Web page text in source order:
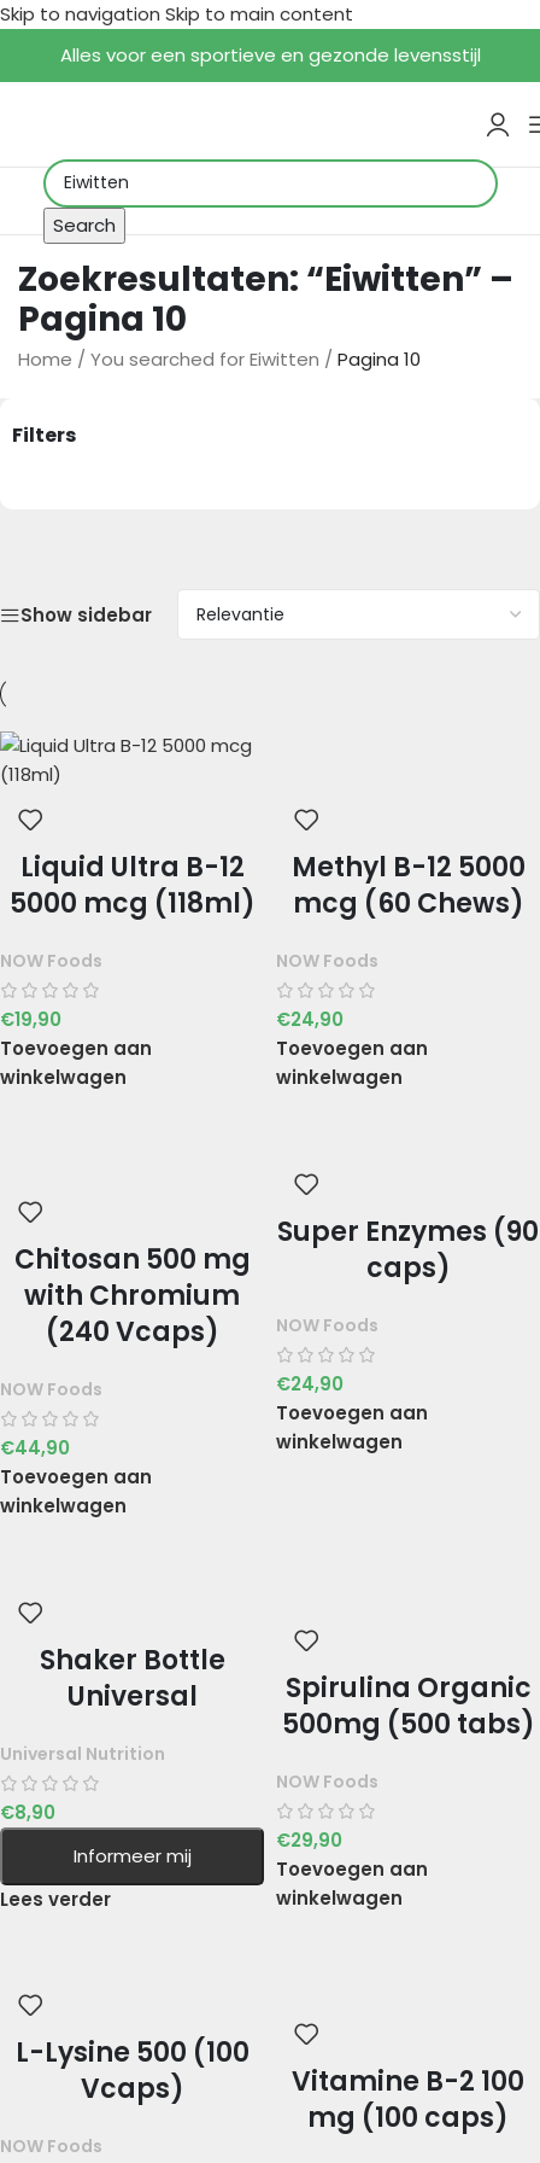
Skip to navigation Skip to main content
Alles voor een sportieve en gezonde levensstijl
Search
Zoekresultaten: “Eiwitten” –
Pagina 10
Home / You searched for Eiwitten / Pagina 10
Filters
Show sidebar
Liquid Ultra B-12
5000 mcg (118ml)
NOW Foods
€19,90
Toevoegen aan
winkelwagen
Methyl B-12 5000
mcg (60 Chews)
NOW Foods
€24,90
Toevoegen aan
winkelwagen
Chitosan 500 mg
with Chromium
(240 Vcaps)
NOW Foods
€44,90
Toevoegen aan
winkelwagen
Super Enzymes (90
caps)
NOW Foods
€24,90
Toevoegen aan
winkelwagen
Shaker Bottle
Universal
Universal Nutrition
€8,90
Informeer mij
Lees verder
Spirulina Organic
500mg (500 tabs)
NOW Foods
€29,90
Toevoegen aan
winkelwagen
L-Lysine 500 (100
Vcaps)
NOW Foods
Vitamine B-2 100
mg (100 caps)